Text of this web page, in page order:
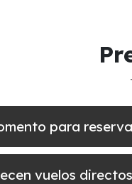
para
vuelos